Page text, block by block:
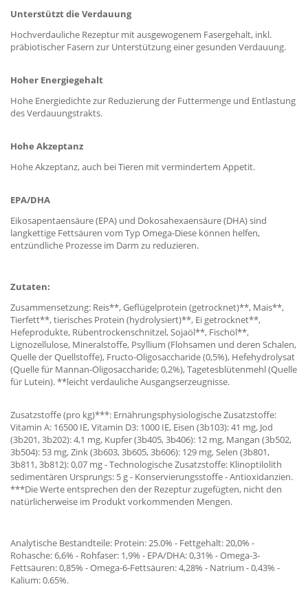
Unterstützt die Verdauung
Hochverdauliche Rezeptur mit ausgewogenem Fasergehalt, inkl.
präbiotischer Fasern zur Unterstützung einer gesunden Verdauung.
Hoher Energiegehalt
Hohe Energiedichte zur Reduzierung der Futtermenge und Entlastung
des Verdauungstrakts.
Hohe Akzeptanz
Hohe Akzeptanz, auch bei Tieren mit vermindertem Appetit.
EPA/DHA
Eikosapentaensäure (EPA) und Dokosahexaensäure (DHA) sind
langkettige Fettsäuren vom Typ Omega-Diese können helfen,
entzündliche Prozesse im Darm zu reduzieren.
Zutaten:
Zusammensetzung: Reis**, Geflügelprotein (getrocknet)**, Mais**,
Tierfett**, tierisches Protein (hydrolysiert)**, Ei getrocknet**,
Hefeprodukte, Rübentrockenschnitzel, Sojaöl**, Fischöl**,
Lignozellulose, Mineralstoffe, Psyllium (Flohsamen und deren Schalen,
Quelle der Quellstoffe), Fructo-Oligosaccharide (0,5%), Hefehydrolysat
(Quelle für Mannan-Oligosaccharide; 0,2%), Tagetesblütenmehl (Quelle
für Lutein). **leicht verdauliche Ausgangserzeugnisse.
Zusatzstoffe (pro kg)***: Ernährungsphysiologische Zusatzstoffe:
Vitamin A: 16500 IE, Vitamin D3: 1000 IE, Eisen (3b103): 41 mg, Jod
(3b201, 3b202): 4,1 mg, Kupfer (3b405, 3b406): 12 mg, Mangan (3b502,
3b504): 53 mg, Zink (3b603, 3b605, 3b606): 129 mg, Selen (3b801,
3b811, 3b812): 0,07 mg - Technologische Zusatzstoffe: Klinoptilolith
sedimentären Ursprungs: 5 g - Konservierungsstoffe - Antioxidanzien.
***Die Werte entsprechen den der Rezeptur zugefügten, nicht den
natürlicherweise im Produkt vorkommenden Mengen.
Analytische Bestandteile: Protein: 25.0% - Fettgehalt: 20,0% -
Rohasche: 6,6% - Rohfaser: 1,9% - EPA/DHA: 0,31% - Omega-3-
Fettsäuren: 0,85% - Omega-6-Fettsäuren: 4,28% - Natrium - 0,43% -
Kalium: 0.65%.